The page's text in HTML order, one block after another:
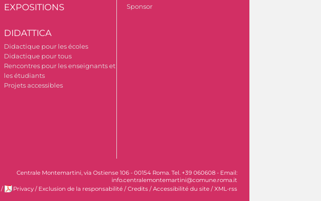
EXPOSITIONS
DIDATTICA
Didactique pour les écoles
Didactique pour tous
Rencontres pour les enseignants et
les étudiants
Projets accessibles
Sponsor
Centrale Montemartini, via Ostiense 106 - 00154 Roma. Tel. +39 060608 - Email:
info.centralemontemartini@comune.roma.it
/ Privacy / Exclusion de la responsabilité /Credits /Accessibilité du site /XML-rss